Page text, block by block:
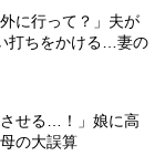
に行って？」夫が
打ちをかける…妻の
させる…！」娘に高
の大誤算